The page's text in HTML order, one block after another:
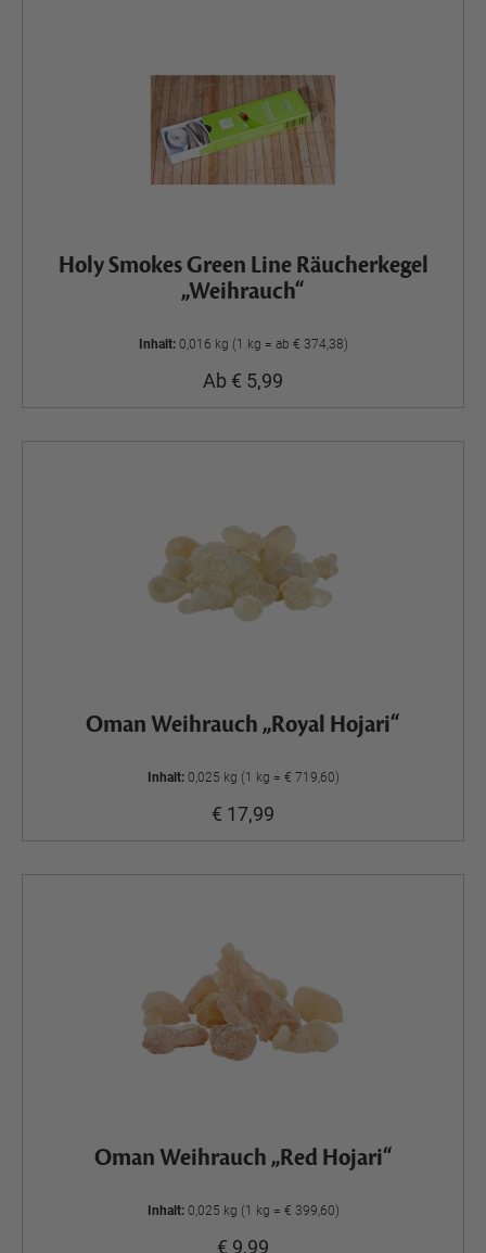
Holy Smokes Green Line Räucherkegel
„Weihrauch“
Inhalt: 0,016 kg (1 kg = ab € 374,38)
Ab € 5,99
Oman Weihrauch „Royal Hojari“
Inhalt: 0,025 kg (1 kg = € 719,60)
€ 17,99
Oman Weihrauch „Red Hojari“
Inhalt: 0,025 kg (1 kg = € 399,60)
€ 9,99